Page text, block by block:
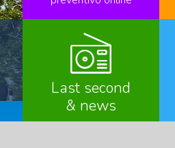
Last second
& news